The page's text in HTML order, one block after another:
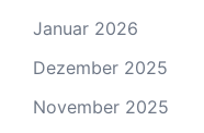
Januar 2026
Dezember 2025
November 2025